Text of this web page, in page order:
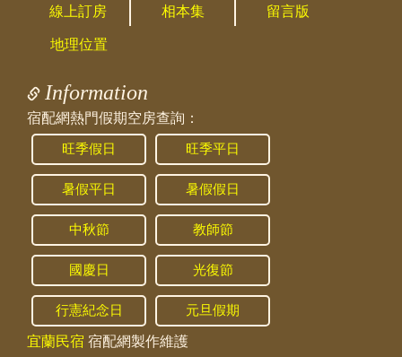
訪客：
萱
內容：
私密留言，只有版主能看見
訪客：
妙
主題：
包棟
內容：
私密留言，只有版主能看見
回覆：
我們會收2000押金，環境復原會退還～
2024/07/14 00:16:29
訪客：
妙
主題：
包棟
內容：
私密留言，只有版主能看見
回覆：
您好，有哦，如有需要再麻煩下訂後幫我備註
您要的房型需求
線上訂房 相本集 留言版
地理位置
Information
宿配網熱門假期空房查詢：
旺季假日 旺季平日
暑假平日 暑假假日
中秋節 教師節
國慶日 光復節
行憲紀念日 元旦假期
宜蘭民宿 宿配網製作維護